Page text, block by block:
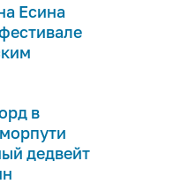
Есина
в
дедвейт